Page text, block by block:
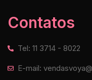
Contatos
Tel: 11 3714 - 8022
E-mail: